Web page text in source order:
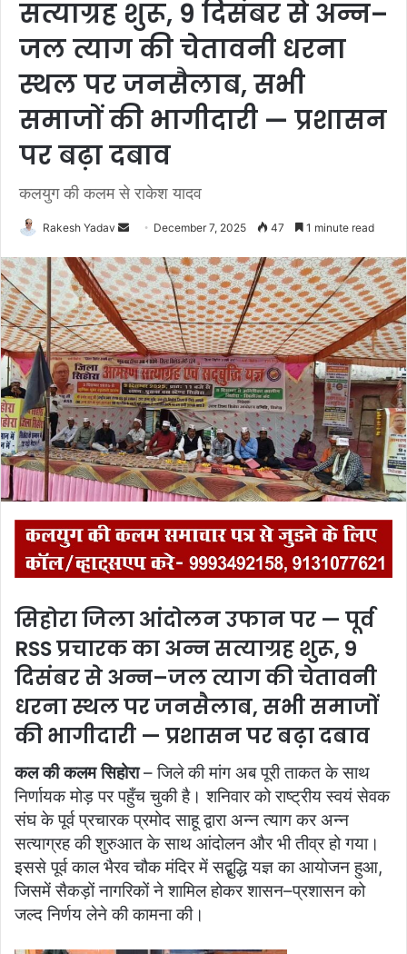
सत्याग्रह शुरू, 9 दिसंबर से अन्न–
जल त्याग की चेतावनी धरना
स्थल पर जनसैलाब, सभी
समाजों की भागीदारी — प्रशासन
पर बढ़ा दबाव
कलयुग की कलम से राकेश यादव
Rakesh Yadav
n
d
a
n
e
m
a
i
l
December 7, 2025 47 1 minute read
सिहोरा जिला आंदोलन उफान पर — पूर्व
RSS प्रचारक का अन्न सत्याग्रह शुरू, 9
दिसंबर से अन्न–जल त्याग की चेतावनी
धरना स्थल पर जनसैलाब, सभी समाजों
की भागीदारी — प्रशासन पर बढ़ा दबाव
कल की कलम सिहोरा– जिले की मांग अब पूरी ताकत के साथ
निर्णायक मोड़ पर पहुँच चुकी है। शनिवार को राष्ट्रीय स्वयं सेवक
संघ के पूर्व प्रचारक प्रमोद साहू द्वारा अन्न त्याग कर अन्न
सत्याग्रह की शुरुआत के साथ आंदोलन और भी तीव्र हो गया।
इससे पूर्व काल भैरव चौक मंदिर में सद्बुद्धि यज्ञ का आयोजन हुआ,
जिसमें सैकड़ों नागरिकों ने शामिल होकर शासन–प्रशासन को
जल्द निर्णय लेने की कामना की।